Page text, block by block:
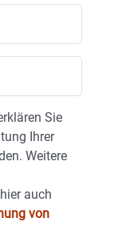
Sie
Ihrer
Weitere
auch
von